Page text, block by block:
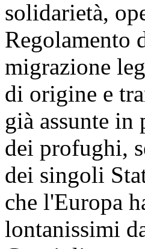
solidarietà,
Regolamento
migrazione
di origine e
già assunte
dei profughi,
dei singoli
che l'Europa
lontanissimi